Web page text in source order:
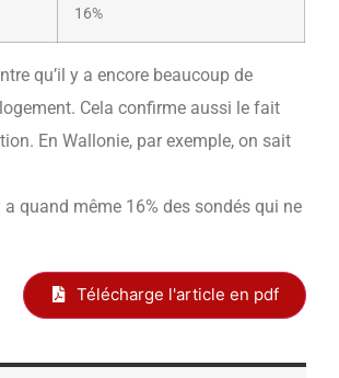
16%
qu’il y a encore beaucoup de
Cela confirme aussi le fait
En Wallonie, par exemple, on sait
quand même 16% des sondés qui ne
Télécharge l'article en pdf